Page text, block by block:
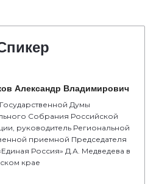
Александр Владимирович
Думы
Собрания Российской
руководитель Региональной
приемной Председателя
Россия» Д.А. Медведева в
крае